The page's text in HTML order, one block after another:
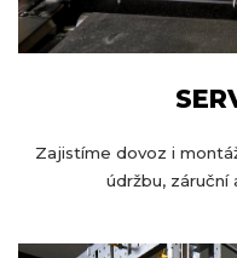
Zajistíme dovoz i
údržbu, záruční